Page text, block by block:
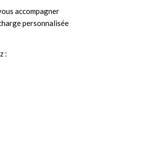
accompagner
personnalisée
: